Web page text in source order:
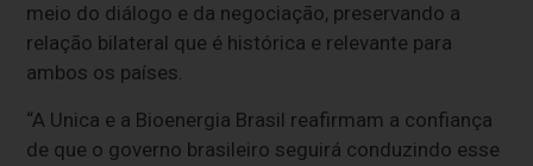
meio do diálogo e da negociação, preservando a
relação bilateral que é histórica e relevante para
ambos os países.
“A Unica e a Bioenergia Brasil reafirmam a confiança
de que o governo brasileiro seguirá conduzindo esse